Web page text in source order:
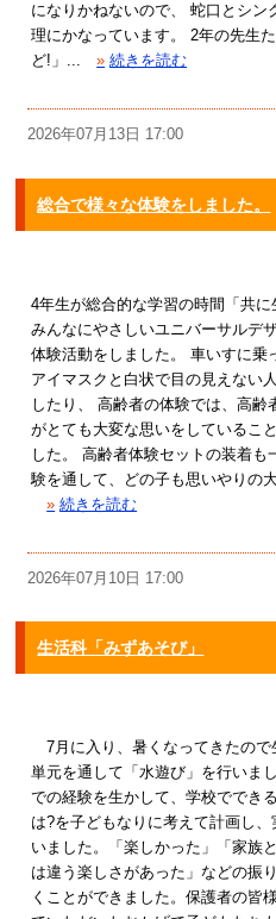
になりかねないので、 蛇口とシン
理にかなっています。 2年の先生
ど!」...
» 続きを読む
2026年07月13日 17:00
総合で様々な体験をしました。
4年生が総合的な学習の時間「共に
みんなにやさしいユニバーサルデ
体験活動をしました。 車いすに乗
アイマスクと白状で目の見えない
したり、 高齢者の体験では、高齢
がとても大変な思いをしているこ
した。 高齢者体験セットの装着
験を通して、どの子も思いやりの
» 続きを読む
2026年07月10日 17:00
生活科「みずあそび」
7月に入り、暑くなってきたので
単元を通して「水遊び」を行いま
での経験を生かして、学校ででき
は?を子どもなりに考えて計画し、
いました。「楽しかった」「家族
は違う楽しさがあった」などの振
くことができました。保護者の皆